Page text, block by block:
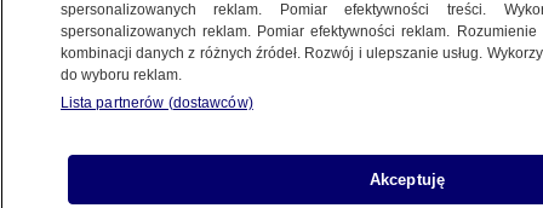
Udostępnij
Prezydent Ukrainy Wiktor Juszczenko uciął
osoby: premier Julię Tymoszenko i przywódcę
spersonalizowanych reklam. Pomiar efektywności treści.
spersonalizowanych reklam. Pomiar efektywności reklam.
kombinacji danych z różnych źródeł. Rozwój i ulepszanie usług.
do wyboru reklam.
Lista partnerów (dostawców)
Akceptuję